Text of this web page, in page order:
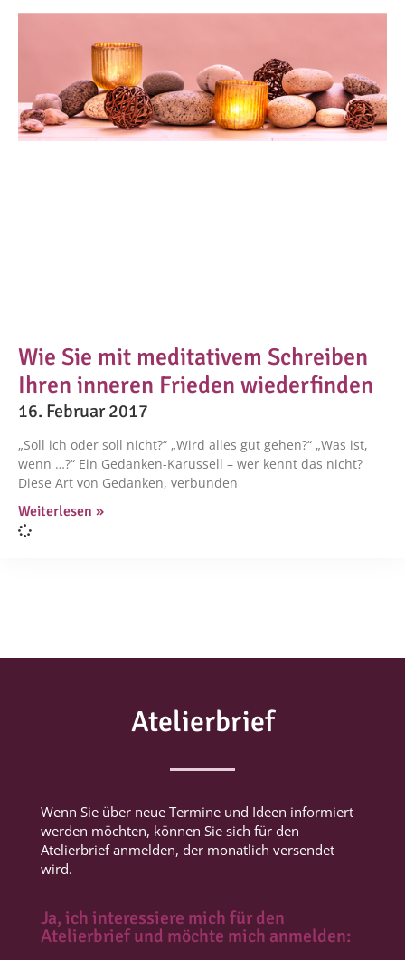
Wie Sie mit meditativem Schreiben
Ihren inneren Frieden wiederfinden
16. Februar 2017
„Soll ich oder soll nicht?“ „Wird alles gut gehen?“ „Was ist,
wenn …?“ Ein Gedanken-Karussell – wer kennt das nicht?
Diese Art von Gedanken, verbunden
Weiterlesen »
Atelierbrief
Wenn Sie über neue Termine und Ideen informiert
werden möchten, können Sie sich für den
Atelierbrief anmelden, der monatlich versendet
wird.
Ja, ich interessiere mich für den
Atelierbrief und möchte mich anmelden: